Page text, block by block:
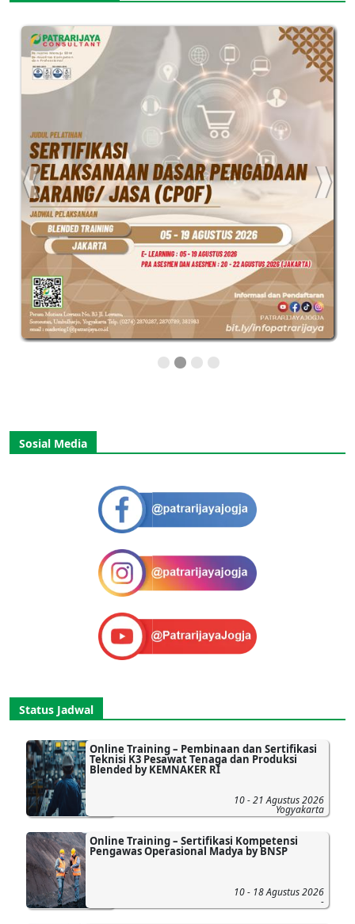
Sosial Media
Status Jadwal
Online Training – Pembinaan dan Sertifikasi
Teknisi K3 Pesawat Tenaga dan Produksi
Blended by KEMNAKER RI
10 - 21 Agustus 2026
Yogyakarta
Online Training – Sertifikasi Kompetensi
Pengawas Operasional Madya by BNSP
10 - 18 Agustus 2026
-